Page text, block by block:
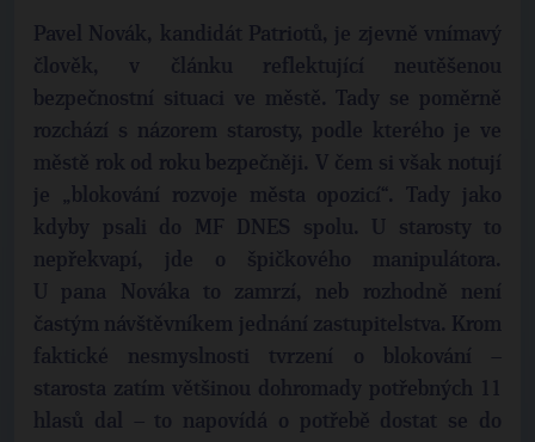
Pavel Novák, kandidát Patriotů, je zjevně vnímavý
člověk, v článku reflektující neutěšenou
bezpečnostní situaci ve městě. Tady se poměrně
rozchází s názorem starosty, podle kterého je ve
městě rok od roku bezpečněji. V čem si však notují
je „blokování rozvoje města opozicí“. Tady jako
kdyby psali do MF DNES spolu. U starosty to
nepřekvapí, jde o špičkového manipulátora.
U pana Nováka to zamrzí, neb rozhodně není
častým návštěvníkem jednání zastupitelstva. Krom
faktické nesmyslnosti tvrzení o blokování –
starosta zatím většinou dohromady potřebných 11
hlasů dal – to napovídá o potřebě dostat se do